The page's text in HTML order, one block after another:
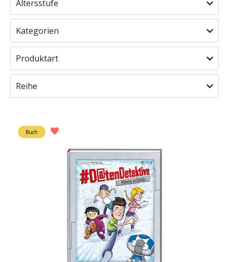
Altersstufe
Kategorien
Produktart
Reihe
Buch